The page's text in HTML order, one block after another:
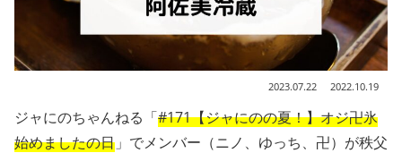
2023.07.22 2022.10.19
ジャにのちゃんねる「#171【ジャにのの夏！】オジ卍氷
始めましたの日 」でメンバー（ニノ、ゆっち、卍）が秩父